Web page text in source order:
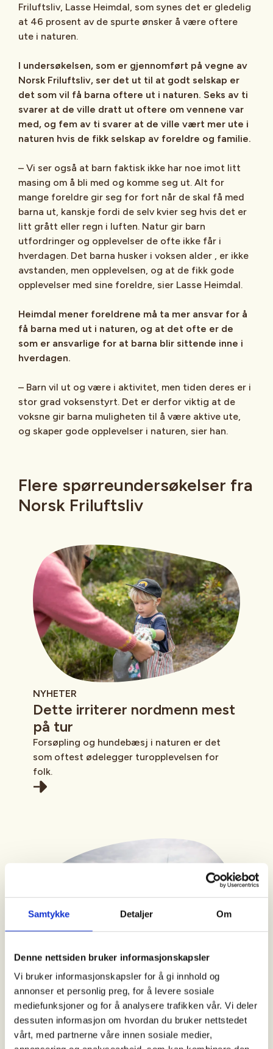
Samtykke Detaljer Om
Denne nettsiden bruker informasjonskapsler
Vi bruker informasjonskapsler for å gi innhold og
annonser et personlig preg, for å levere sosiale
mediefunksjoner og for å analysere trafikken vår. Vi deler
dessuten informasjon om hvordan du bruker nettstedet
vårt, med partnerne våre innen sosiale medier,
Friluftsliv, Lasse Heimdal, som synes det er gledelig
at 46 prosent av de spurte ønsker å være oftere
ute i naturen.
I undersøkelsen, som er gjennomført på vegne av
Norsk Friluftsliv, ser det ut til at godt selskap er
det som vil få barna oftere ut i naturen. Seks av ti
svarer at de ville dratt ut oftere om vennene var
med, og fem av ti svarer at de ville vært mer ute i
naturen hvis de fikk selskap av foreldre og familie.
– Vi ser også at barn faktisk ikke har noe imot litt
masing om å bli med og komme seg ut. Alt for
mange foreldre gir seg for fort når de skal få med
barna ut, kanskje fordi de selv kvier seg hvis det er
litt grått eller regn i luften. Natur gir barn
utfordringer og opplevelser de ofte ikke får i
hverdagen. Det barna husker i voksen alder , er ikke
avstanden, men opplevelsen, og at de fikk gode
opplevelser med sine foreldre, sier Lasse Heimdal.
Heimdal mener foreldrene må ta mer ansvar for å
få barna med ut i naturen, og at det ofte er de
som er ansvarlige for at barna blir sittende inne i
hverdagen.
– Barn vil ut og være i aktivitet, men tiden deres er i
stor grad voksenstyrt. Det er derfor viktig at de
voksne gir barna muligheten til å være aktive ute,
og skaper gode opplevelser i naturen, sier han.
Flere spørreundersøkelser fra
Norsk Friluftsliv
NYHETER
Dette irriterer nordmenn mest
på tur
Forsøpling og hundebæsj i naturen er det
som oftest ødelegger turopplevelsen for
folk.
SPØRREUNDERSØKELSER
1 av 3 møtte ulovlige stengsler
i strandsonen
Og hele åtte prosent ble jaget, stoppet eller